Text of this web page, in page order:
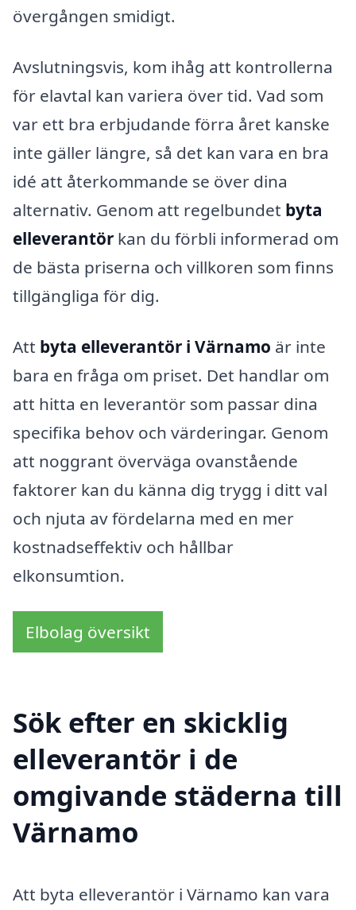
övergången smidigt.
Avslutningsvis, kom ihåg att kontrollerna
för elavtal kan variera över tid. Vad som
var ett bra erbjudande förra året kanske
inte gäller längre, så det kan vara en bra
idé att återkommande se över dina
alternativ. Genom att regelbundet byta
elleverantör kan du förbli informerad om
de bästa priserna och villkoren som finns
tillgängliga för dig.
Att byta elleverantör i Värnamo är inte
bara en fråga om priset. Det handlar om
att hitta en leverantör som passar dina
specifika behov och värderingar. Genom
att noggrant överväga ovanstående
faktorer kan du känna dig trygg i ditt val
och njuta av fördelarna med en mer
kostnadseffektiv och hållbar
elkonsumtion.
Elbolag översikt
Sök efter en skicklig
elleverantör i de
omgivande städerna till
Värnamo
Att byta elleverantör i Värnamo kan vara